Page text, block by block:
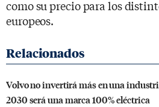
como su precio para los
europeos.
Volvo no invertirá más en una
2030 será una marca 100% eléctrica